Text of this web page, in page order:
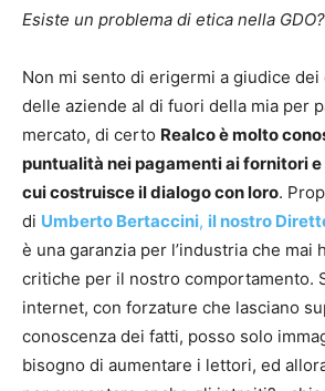
Esiste un problema di etica nella GDO?
Non mi sento di erigermi a giudice
delle aziende al di fuori della mia per
mercato, di certo Realco è molto
puntualità nei pagamenti ai fornitori
cui costruisce il dialogo con loro.
di Umberto Bertaccini, il nostro
è una garanzia per l’industria che mai
critiche per il nostro comportamento.
internet, con forzature che lasciano
conoscenza dei fatti, posso solo
bisogno di aumentare i lettori, ed